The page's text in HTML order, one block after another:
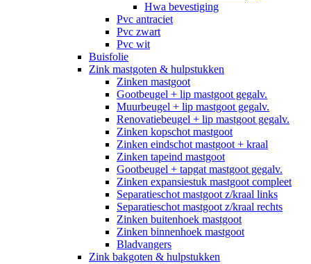
Hwa bevestiging
Pvc antraciet
Pvc zwart
Pvc wit
Buisfolie
Zink mastgoten & hulpstukken
Zinken mastgoot
Gootbeugel + lip mastgoot gegalv.
Muurbeugel + lip mastgoot gegalv.
Renovatiebeugel + lip mastgoot gegalv.
Zinken kopschot mastgoot
Zinken eindschot mastgoot + kraal
Zinken tapeind mastgoot
Gootbeugel + tapgat mastgoot gegalv.
Zinken expansiestuk mastgoot compleet
Separatieschot mastgoot z/kraal links
Separatieschot mastgoot z/kraal rechts
Zinken buitenhoek mastgoot
Zinken binnenhoek mastgoot
Bladvangers
Zink bakgoten & hulpstukken